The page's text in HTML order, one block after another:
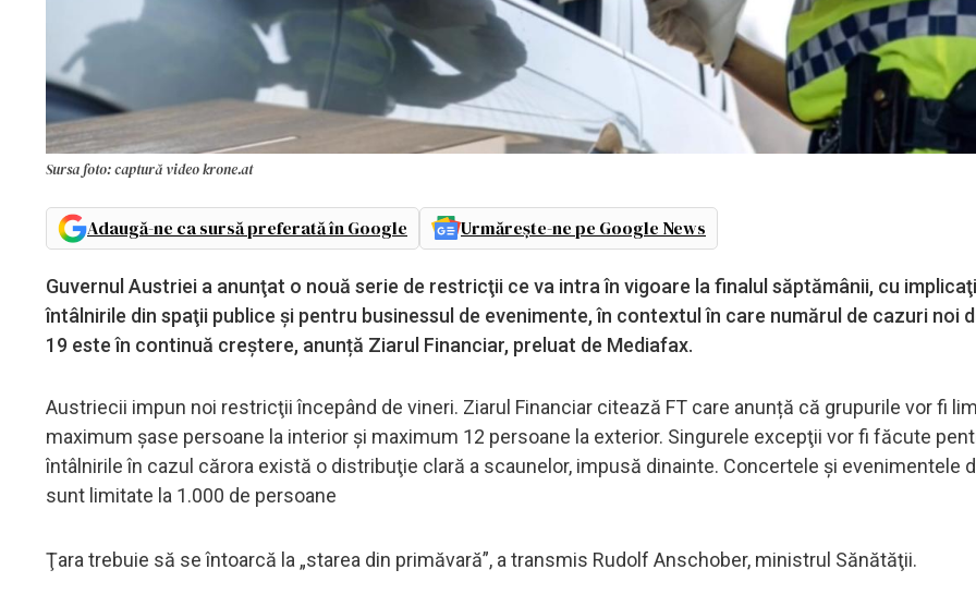
Sursa foto: captură video krone.at
Adaugă-ne ca sursă preferată în Google Urmărește-ne pe Google News
Guvernul Austriei a anunţat o nouă serie de restricţii ce va intra în vigoare la finalul săptămânii, cu
întâlnirile din spaţii publice şi pentru businessul de evenimente, în contextul în care numărul de cazuri noi
19 este în continuă creştere, anunță Ziarul Financiar, preluat de Mediafax.
Austriecii impun noi restricţii începând de vineri. Ziarul Financiar citează FT care anunță că grupurile vor fi
maximum şase persoane la interior şi maximum 12 persoane la exterior. Singurele excepţii vor fi făcute
întâlnirile în cazul cărora există o distribuţie clară a scaunelor, impusă dinainte. Concertele şi evenimentele
sunt limitate la 1.000 de persoane
Ţara trebuie să se întoarcă la „starea din primăvară”, a transmis Rudolf Anschober, ministrul Sănătăţii.